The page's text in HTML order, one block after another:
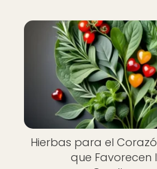
Hierbas para el
que Favorecen